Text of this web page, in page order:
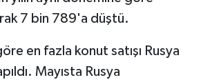
7 bin 789'a düştü.
en fazla konut satışı Rusya
Mayısta Rusya